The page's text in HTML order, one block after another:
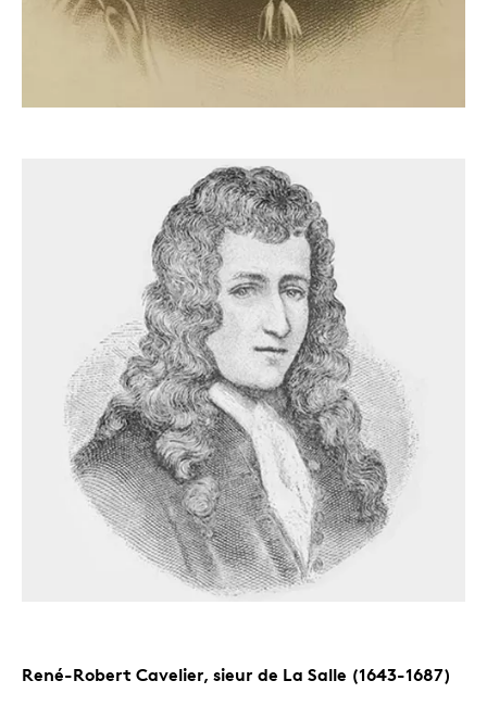
René-Robert Cavelier, sieur de La Salle (1643-1687)